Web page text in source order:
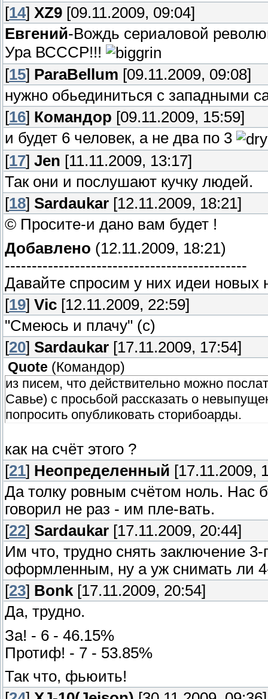
[14] XZ9 [09.11.2009, 09:04]
Евгений-Вождь сериаловой
Ура ВСССР!!!
[15] ParaBellum [09.11.2009, 09:08]
нужно обьединиться с западными
[16] Командор [09.11.2009, 15:59]
и будет 6 человек, а не два по 3
[17] Jen [11.11.2009, 13:17]
Так они и послушают кучку людей.
[18] Sardaukar [12.11.2009, 18:21]
© Просите-и дано вам будет !
Добавлено (12.11.2009, 18:21)
---------------------------------------------
Давайте спросим у них идеи новых
[19] Vic [12.11.2009, 22:59]
"Смеюсь и плачу" (с)
[20] Sardaukar [17.11.2009, 17:54]
Quote (Командор)
из писем, что действительно можно
Савье) с просьбой рассказать о
попросить опубликовать сторибоарды.
как на счёт этого ?
[21] Неопределенный [17.11.2009,
Да толку ровным счётом ноль. Нас
говорил не раз - им пле-вать.
[22] Sardaukar [17.11.2009, 20:44]
Им что, трудно снять заключение
оформленным, ну а уж снимать ли
[23] Bonk [17.11.2009, 20:54]
Да, трудно.
За! - 6 - 46.15%
Протиф! - 7 - 53.85%
Так что, фьюить!